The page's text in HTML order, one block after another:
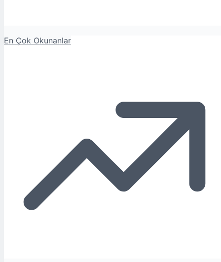
En Çok Okunanlar